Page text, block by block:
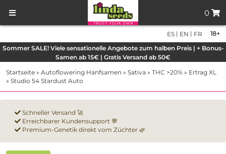
0
18+
ES | EN | FR
Sommer SALE! Viele sensationelle Angebote zum halben Preis | + Bonus-
Samen ab 15€ | Gratis Versand ab 50€
Startseite » Autoflowering Hanfsamen » Sativa » THC >20% » Ertrag XL
» Studio 54 Stardust Auto
Schneller Versand 🚀
Erreichbarer Kundensupport 💬
Premium-Genetik direkt vom Züchter 🌿